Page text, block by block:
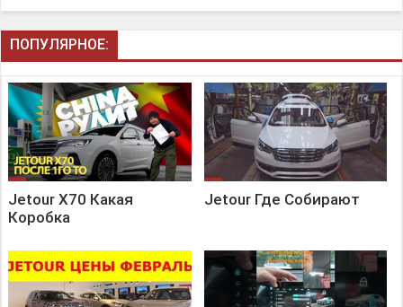
ПОПУЛЯРНОЕ:
Jetour X70 Какая
Коробка
Jetour Где Собирают